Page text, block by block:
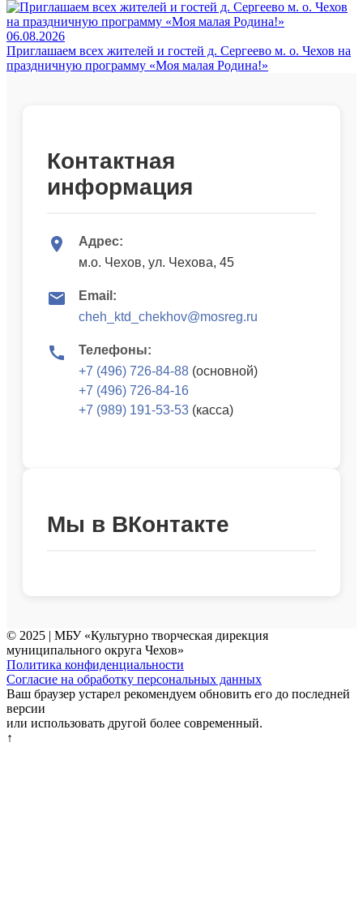
06.08.2026
Приглашаем всех жителей и гостей д. Сергеево м. о. Чехов на
праздничную программу «Моя малая Родина!»
Контактная
информация
Адрес:
м.о. Чехов, ул. Чехова, 45
Email:
cheh_ktd_chekhov@mosreg.ru
Телефоны:
+7 (496) 726-84-88 (основной)
+7 (496) 726-84-16
+7 (989) 191-53-53 (касса)
Мы в ВКонтакте
© 2025 | МБУ «Культурно творческая дирекция
муниципального округа Чехов»
Политика конфиденциальности
Согласие на обработку персональных данных
Ваш браузер устарел рекомендуем обновить его до последней
версии
или использовать другой более современный.
↑